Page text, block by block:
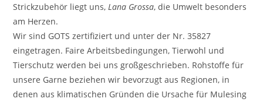
Strickzubehör liegt uns,Lana Grossa, die Umwelt besonders
am Herzen.
Wir sind GOTS zertifiziert und unter der Nr. 35827
eingetragen. Faire Arbeitsbedingungen, Tierwohl und
Tierschutz werden bei uns großgeschrieben. Rohstoffe für
unsere Garne beziehen wir bevorzugt aus Regionen, in
denen aus klimatischen Gründen die Ursache für Mulesing